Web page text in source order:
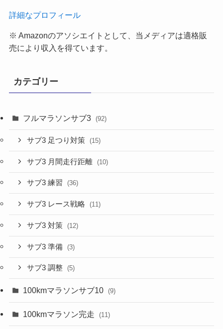
詳細なプロフィール
※ Amazonのアソシエイトとして、当メディアは適格販
売により収入を得ています。
カテゴリー
フルマラソンサブ3 (92)
サブ3 足つり対策 (15)
サブ3 月間走行距離 (10)
サブ3 練習 (36)
サブ3 レース戦略 (11)
サブ3 対策 (12)
サブ3 準備 (3)
サブ3 調整 (5)
100kmマラソンサブ10 (9)
100kmマラソン完走 (11)